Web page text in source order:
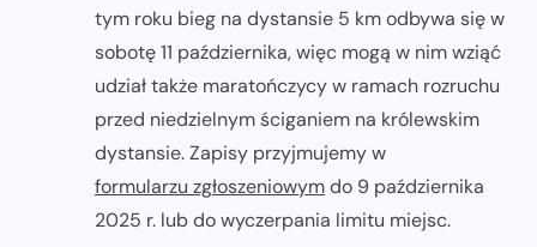
tym roku bieg na dystansie 5 km odbywa się w
sobotę 11 października, więc mogą w nim wziąć
udział także maratończycy w ramach rozruchu
przed niedzielnym ściganiem na królewskim
dystansie. Zapisy przyjmujemy w
formularzu zgłoszeniowymdo 9 października
2025 r. lub do wyczerpania limitu miejsc.